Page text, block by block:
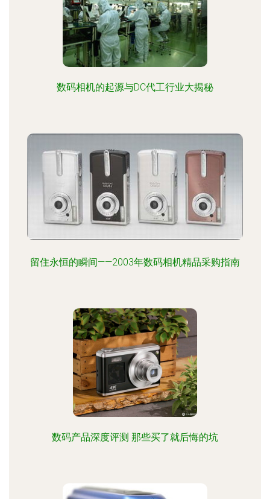
数码相机的起源与DC代工行业大揭秘
留住永恒的瞬间——2003年数码相机精品采购指南
数码产品深度评测 那些买了就后悔的坑